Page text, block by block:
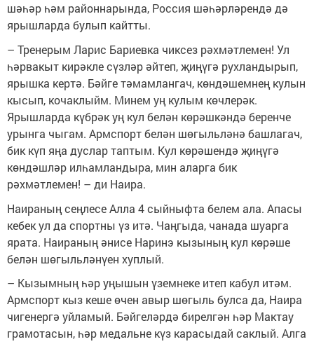
шәһәр һәм районнарында, Россия шәһәрләрендә дә
ярышларда булып кайтты.
– Тренерым Ларис Бариевка чиксез рәхмәтлемен! Ул
һәрвакыт кирәкле сүзләр әйтеп, җиңүгә рухландырып,
ярышка кертә. Бәйге тәмамлангач, көндәшемнең кулын
кысып, кочаклыйм. Минем уң кулым көчлерәк.
Ярышларда күбрәк уң кул белән көрәшкәндә беренче
урынга чыгам. Армспорт белән шөгыльләнә башлагач,
бик күп яңа дуслар таптым. Кул көрәшендә җиңүгә
көндәшләр илһамландыра, мин аларга бик
рәхмәтлемен! – ди Наира.
Наираның сеңлесе Алла 4 сыйныфта белем ала. Апасы
кебек ул да спортны үз итә. Чаңгыда, чанада шуарга
ярата. Наираның әнисе Наринэ кызының кул көрәше
белән шөгыльләнүен хуплый.
– Кызымның һәр уңышын үземнеке итеп кабул итәм.
Армспорт кыз кеше өчен авыр шөгыль булса да, Наира
чигенергә уйламый. Бәйгеләрдә бирелгән һәр Мактау
грамотасын, һәр медальне күз карасыдай саклый. Алга